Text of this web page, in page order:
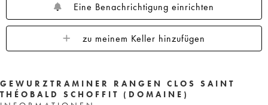
Eine Benachrichtigung einrichten
zu meinem Keller hinzufügen
GEWURZTRAMINER RANGEN CLOS SAINT
THÉOBALD SCHOFFIT (DOMAINE)